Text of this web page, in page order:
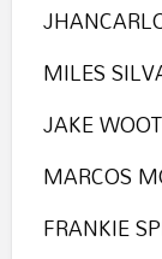
MILES
JAKE
MARCOS
FRANKIE